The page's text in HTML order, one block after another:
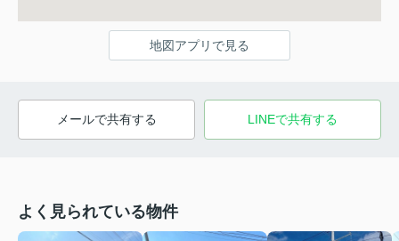
地図アプリで見る
メールで共有する LINEで共有する
よく見られている物件